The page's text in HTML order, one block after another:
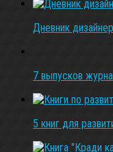
Дневник
7 выпусков
5 книг для